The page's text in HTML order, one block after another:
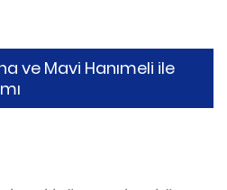
ve Mavi Hanımeli ile